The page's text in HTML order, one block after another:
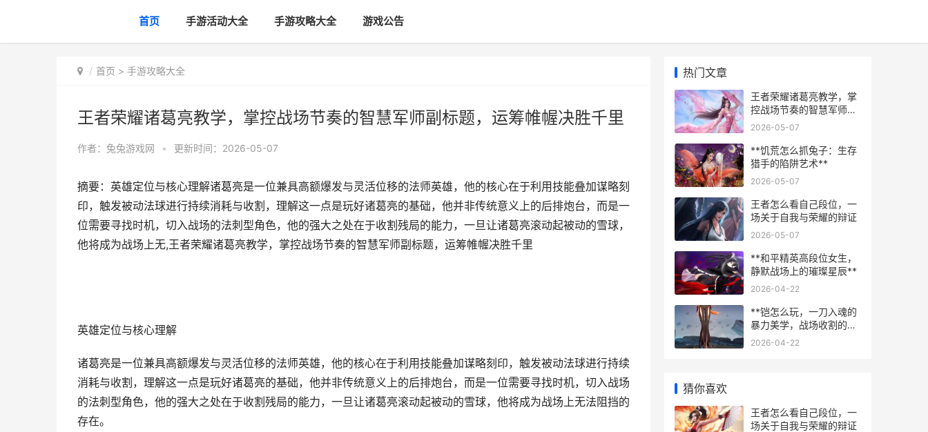
首页 手游活动大全 手游攻略大全 游戏公告
首页 > 手游攻略大全
王者荣耀诸葛亮教学，掌控战场节奏的智慧军师副标题，运筹帷幄决胜千里
作者： 兔兔游戏网 • 更新时间：2026-05-07
摘要：英雄定位与核心理解诸葛亮是一位兼具高额爆发与灵活位移的法师英雄，他的核心在于利用技能叠加谋略刻
印，触发被动法球进行持续消耗与收割，理解这一点是玩好诸葛亮的基础，他并非传统意义上的后排炮台，而是一
位需要寻找时机，切入战场的法刺型角色，他的强大之处在于收割残局的能力，一旦让诸葛亮滚动起被动的雪球，
他将成为战场上无,王者荣耀诸葛亮教学，掌控战场节奏的智慧军师副标题，运筹帷幄决胜千里
英雄定位与核心理解
诸葛亮是一位兼具高额爆发与灵活位移的法师英雄，他的核心在于利用技能叠加谋略刻印，触发被动法球进行持续
消耗与收割，理解这一点是玩好诸葛亮的基础，他并非传统意义上的后排炮台，而是一位需要寻找时机，切入战场
的法刺型角色，他的强大之处在于收割残局的能力，一旦让诸葛亮滚动起被动的雪球，他将成为战场上无法阻挡的
存在。
热门文章
王者荣耀诸葛亮教学，掌
控战场节奏的智慧军师副
标题，运筹帷幄决胜千里
2026-05-07
**饥荒怎么抓兔子：生存
猎手的陷阱艺术**
2026-05-07
王者怎么看自己段位，一
场关于自我与荣耀的辩证
2026-05-07
**和平精英高段位女生，
静默战场上的璀璨星辰**
2026-04-22
**铠怎么玩，一刀入魂的
暴力美学，战场收割的艺
术**
2026-04-22
猜你喜欢
王者怎么看自己段位，一
场关于自我与荣耀的辩证